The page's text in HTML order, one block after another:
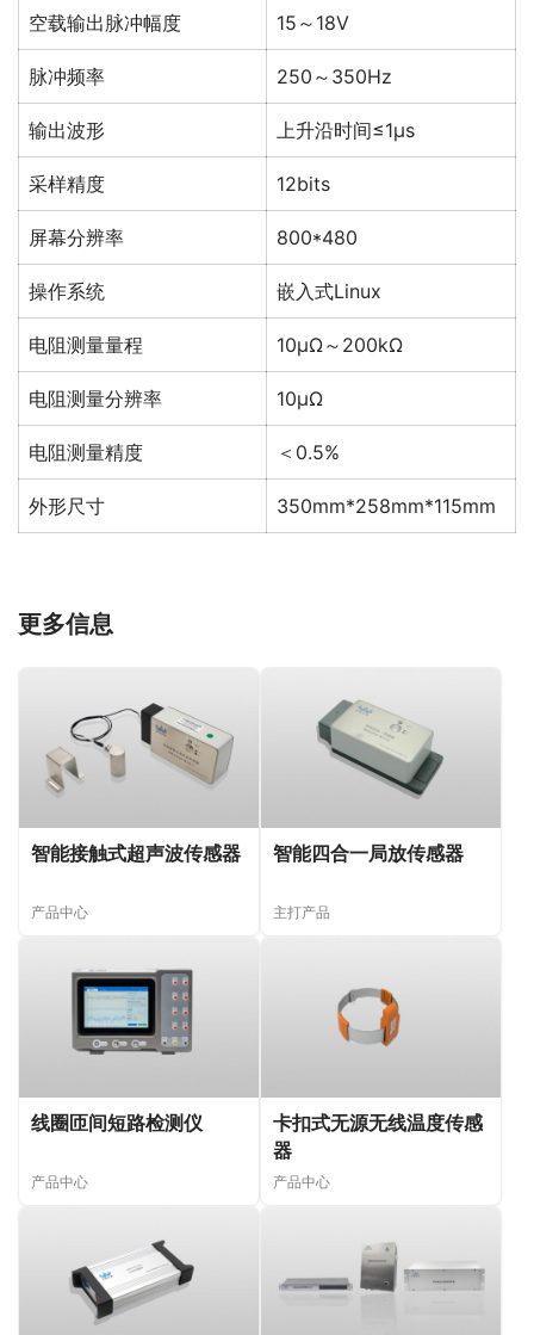
空载输出脉冲幅度 15～18V
脉冲频率 250～350Hz
输出波形 上升沿时间≤1μs
采样精度 12bits
屏幕分辨率 800*480
操作系统 嵌入式Linux
电阻测量量程 10μΩ～200kΩ
电阻测量分辨率 10μΩ
电阻测量精度 ＜0.5%
外形尺寸 350mm*258mm*115mm
更多信息
智能接触式超声波传感器
产品中心
智能四合一局放传感器
主打产品
线圈匝间短路检测仪
产品中心
卡扣式无源无线温度传感
器
产品中心